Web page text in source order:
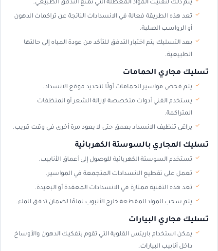
يتم ذلك لتفتيت المواد المعطلة التي تمنع التدفق الطبيعي.
تعد هذه الطريقة فعالة في الانسدادات الناتجة عن تراكمات الدهون
أو الرواسب الصلبة.
بعد التسليك يتم اختبار التدفق للتأكد من عودة المياه إلى حالتها
الطبيعية.
تسليك مجاري الحمامات
يتم فحص مواسير الحمامات أولًا لتحديد موقع الانسداد.
يستخدم الفني أدوات متخصصة لإزالة الشعر أو المنظفات
المتراكمة.
يراعَى تنظيف الانسداد بعمق حتى لا يعود مرة أخرى في وقت قريب.
تسليك المجاري بالسوستة الكهربائية
تستخدم السوستة الكهربائية للوصول إلى أعماق الأنابيب.
تعمل على تقطيع الانسدادات المتجمعة في المواسير.
تعد هذه التقنية ممتازة في الانسدادات المعقدة أو البعيدة.
يتم سحب المواد المقطعة خارج الأنبوب تمامًا لضمان تدفق الماء.
تسليك مجاري البيارات
يمكن استخدام باريتس القلوية التي تقوم بتفكيك الدهون والأوساخ
داخل أنابيب البيارات.